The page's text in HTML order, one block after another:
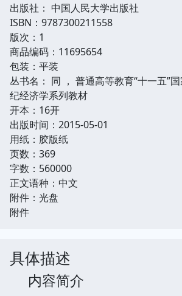
出版社： 中国人民大学出版社
ISBN：9787300211558
版次：1
商品编码：11695654
包装：平装
丛书名： 同 ， 普通高等教育“十一五”
纪经济学系列教材
开本：16开
出版时间：2015-05-01
用纸：胶版纸
页数：369
字数：560000
正文语种：中文
附件：光盘
附件
具体描述
内容简介